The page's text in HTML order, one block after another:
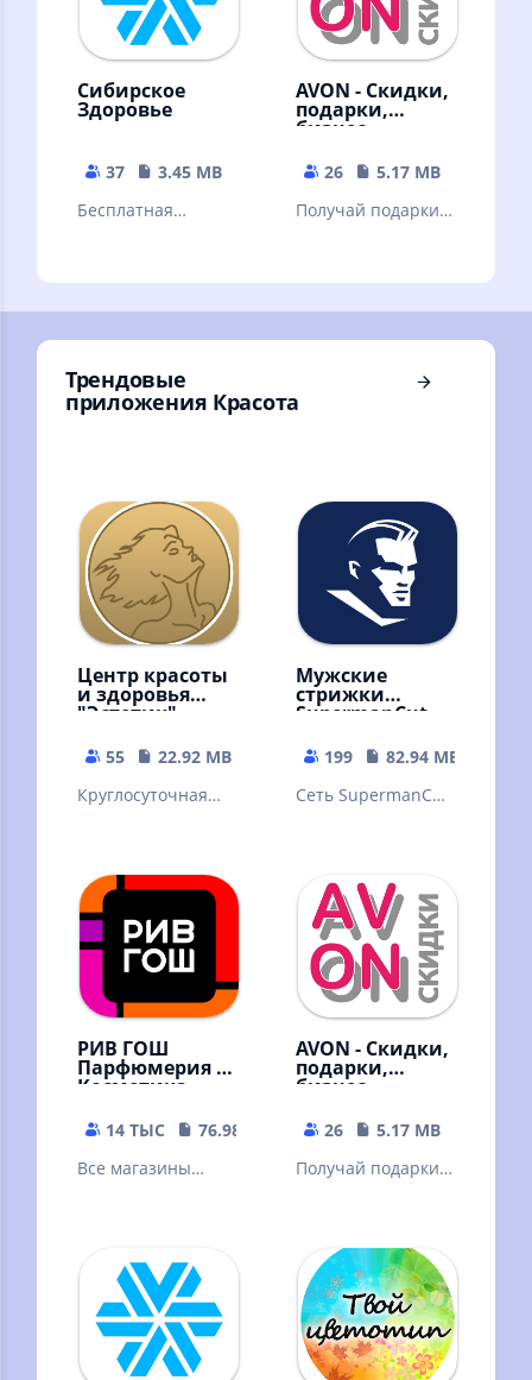
Сибирское
Здоровье
37
3.45 MB
Бесплатная
магазине Siberian
Wellness
AVON - Скидки,
подарки,
бизнес
26
5.17 MB
Получай подарки и
Трендовые
приложения Красота
Центр красоты
и здоровья
"Эстетик"
55
22.92 MB
Круглосуточная
здоровья "Эстетик"
Мужские
стрижки
SupermanCut
199
82.94 MB
Сеть SupermanCut
другие услуги
РИВ ГОШ
Парфюмерия и
Косметика
14 ТЫС
76.98 MB
Все магазины
приложении!
AVON - Скидки,
подарки,
бизнес
26
5.17 MB
Получай подарки и